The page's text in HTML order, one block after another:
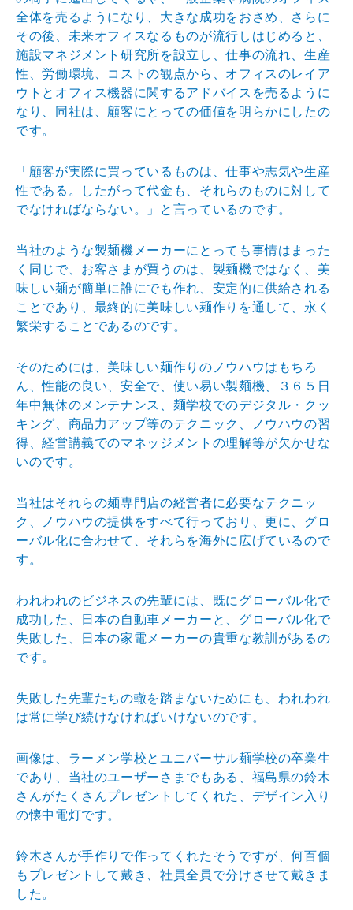
全体を売るようになり、大き な成功をおさめ、さらに
その後、未来オフィスなるものが流行しはじめると、
施設マネジメント研究所を設立し、仕事の流れ、生産
性、労働環境、コストの観点から、オフィ スのレイア
ウトとオフィス機器に関するアドバイスを売る ように
なり、同社は、顧客にとっての価値を明らかにしたの
です。
「顧客が実際に買っているものは、仕事や志気や生産
性である。したがって代金も、それらのものに対して
でなければならない。」と言っているのです。
当社のような製麺機メーカーにとっても事情はまった
く同 じで、お客さまが買うのは、製麺機ではなく、美
味しい麺が簡単に誰にでも作れ、安定的に供給される
ことであり、 最終的に美味しい麺作りを通して、永く
繁栄することであ るのです。
そのためには、美味しい麺作りのノウハウはもちろ
ん、性能の良い、安全で、使い易い製麺機、３６５日
年中無休の メンテナンス、麺学校でのデジタル・クッ
キング、商品力アップ等のテクニック、ノウハウの習
得、経営講義でのマネッジメントの理解等が欠かせな
いのです。
当社はそれらの麺専門店の経営者に必要なテクニッ
ク、ノ ウハウの提供をすべて行っており、更に、グロ
ーバル化に合わせて、それらを海外に広げているので
す。
われわれのビジネスの先輩には、既にグローバル化で
成功 した、日本の自動車メーカーと、グローバル化で
失敗した
、日本の家電メーカーの貴重な教訓があるの
です。
失敗した先輩たちの轍を踏まないためにも、われわれ
は常に学び続けなければいけないのです。
画像は、ラーメン学校とユニバーサル麺学校の卒業生
であ り、当社のユーザーさまでもある、福島県の鈴木
さんがた くさんプレゼントしてくれた、デザイン入り
の懐中電灯です。
鈴木さんが手作りで作ってくれたそうですが、何百個
もプレゼントして戴き、社員全員で分けさせて戴きま
した。